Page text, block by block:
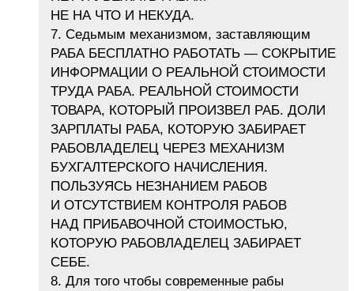
НЕ НА ЧТО И НЕКУДА.
7. Седьмым механизмом, заставляющим
РАБА БЕСПЛАТНО РАБОТАТЬ — СОКРЫТИЕ
ИНФОРМАЦИИ О РЕАЛЬНОЙ СТОИМОСТИ
ТРУДА РАБА. РЕАЛЬНОЙ СТОИМОСТИ
ТОВАРА, КОТОРЫЙ ПРОИЗВЕЛ РАБ. ДОЛИ
ЗАРПЛАТЫ РАБА, КОТОРУЮ ЗАБИРАЕТ
РАБОВЛАДЕЛЕЦ ЧЕРЕЗ МЕХАНИЗМ
БУХГАЛТЕРСКОГО НАЧИСЛЕНИЯ.
ПОЛЬЗУЯСЬ НЕЗНАНИЕМ РАБОВ
И ОТСУТСТВИЕМ КОНТРОЛЯ РАБОВ
НАД ПРИБАВОЧНОЙ СТОИМОСТЬЮ,
КОТОРУЮ РАБОВЛАДЕЛЕЦ ЗАБИРАЕТ
СЕБЕ.
8. Для того чтобы современные рабы